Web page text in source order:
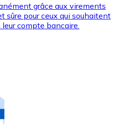
grâce aux virements
sûre pour ceux qui souhaitent
compte bancaire.